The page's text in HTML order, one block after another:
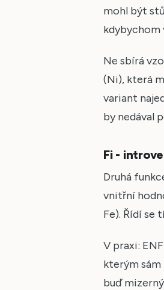
mohl být
Ne sbírá
(Ni), která
variant
by nedával
Fi -
Druhá
vnitřní
Fe). Řídí se
V praxi:
kterým sám
buď